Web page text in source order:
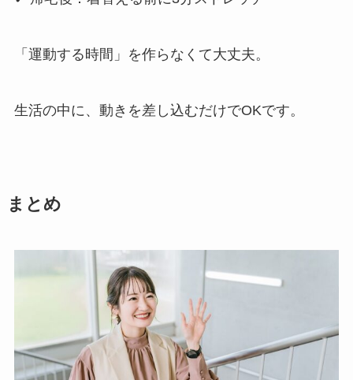
「運動する時間」を作らなくて大丈夫。
生活の中に、動きを差し込むだけでOKです。
まとめ